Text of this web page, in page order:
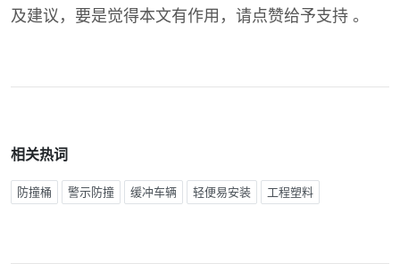
及建议，要是觉得本文有作用，请点赞给予支持 。
相关热词
防撞桶 警示防撞 缓冲车辆 轻便易安装 工程塑料